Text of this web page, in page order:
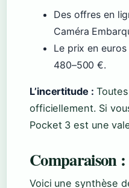
Des offres en
Caméra
Le prix en
480–500 €.
L’incertitude :
officiellement. Si
Pocket 3 est une
Comparaison :
Voici une synthèse